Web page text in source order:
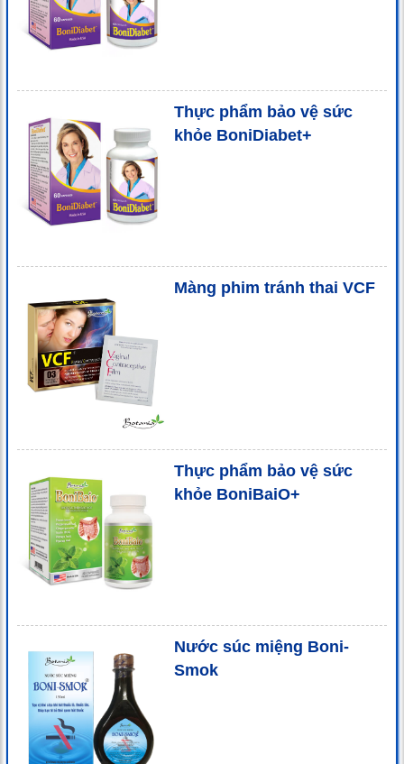
Thực phẩm bảo vệ sức
khỏe BoniDiabet+
Màng phim tránh thai VCF
Thực phẩm bảo vệ sức
khỏe BoniBaiO+
Nước súc miệng Boni-
Smok